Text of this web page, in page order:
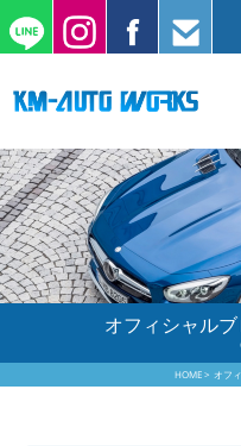
工
保
オフィシャル
HOME オフ